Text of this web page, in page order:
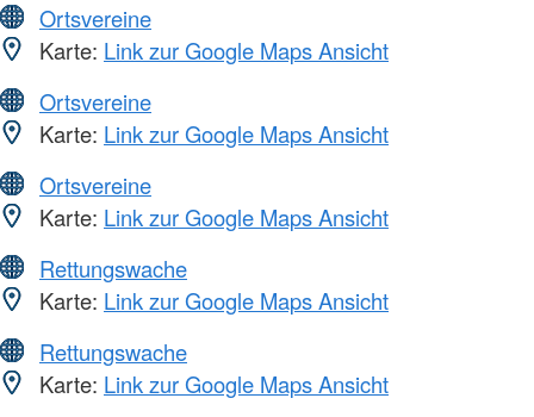
Ortsvereine
Karte: Link zur Google Maps Ansicht
Ortsvereine
Karte: Link zur Google Maps Ansicht
Ortsvereine
Karte: Link zur Google Maps Ansicht
Rettungswache
Karte: Link zur Google Maps Ansicht
Rettungswache
Karte: Link zur Google Maps Ansicht